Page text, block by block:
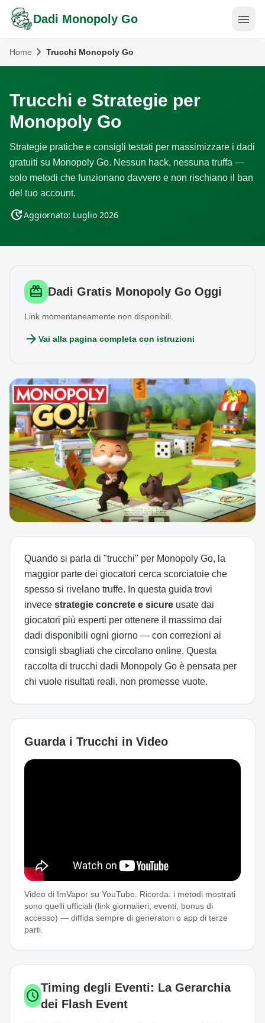
Dadi Monopoly Go menu
Home chevron_right Trucchi Monopoly Go
Trucchi e Strategie per
Monopoly Go
Strategie pratiche e consigli testati per massimizzare i dadi
gratuiti su Monopoly Go. Nessun hack, nessuna truffa —
solo metodi che funzionano davvero e non rischiano il ban
del tuo account.
updateAggiornato: Luglio 2026
redeem Dadi Gratis Monopoly Go Oggi
Link momentaneamente non disponibili.
arrow_forward Vai alla pagina completa con istruzioni
Quando si parla di "trucchi" per Monopoly Go, la
maggior parte dei giocatori cerca scorciatoie che
spesso si rivelano truffe. In questa guida trovi
invece strategie concrete e sicure usate dai
giocatori più esperti per ottenere il massimo dai
dadi disponibili ogni giorno — con correzioni ai
consigli sbagliati che circolano online. Questa
raccolta di trucchi dadi Monopoly Go è pensata per
chi vuole risultati reali, non promesse vuote.
Guarda i Trucchi in Video
Video di ImVapor su YouTube. Ricorda: i metodi mostrati
sono quelli ufficiali (link giornalieri, eventi, bonus di
accesso) — diffida sempre di generatori o app di terze
parti.
scheduleTiming degli Eventi: La Gerarchia
dei Flash Event